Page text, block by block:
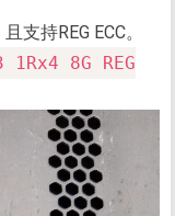
支持REG ECC。
1Rx4 8G REG